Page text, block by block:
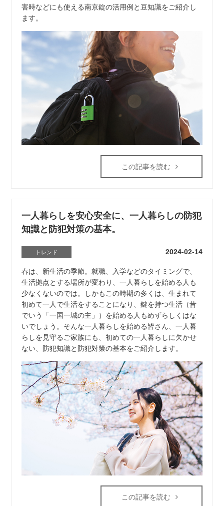
害時などにも使える南京錠の活用例と豆知識をご紹介し
ます。
この記事を読む
一人暮らしを安心安全に、一人暮らしの防犯
知識と防犯対策の基本。
トレンド 2024-02-14
春は、新生活の季節。就職、入学などのタイミングで、
生活拠点とする場所が変わり、一人暮らしを始める人も
少なくないのでは。しかもこの時期の多くは、生まれて
初めて一人で生活をすることになり、鍵を持つ生活（昔
でいう「一国一城の主」）を始める人もめずらしくはな
いでしょう。そんな一人暮らしを始める皆さん、一人暮
らしを見守るご家族にも、初めての一人暮らしに欠かせ
ない、防犯知識と防犯対策の基本をご紹介します。
この記事を読む